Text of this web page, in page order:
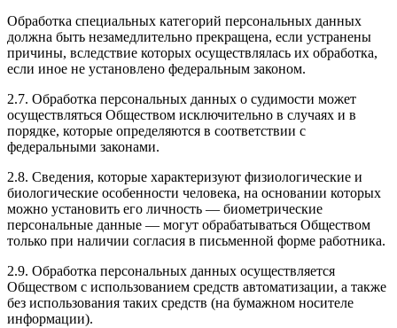
Обработка специальных категорий персональных данных
должна быть незамедлительно прекращена, если устранены
причины, вследствие которых осуществлялась их обработка,
если иное не установлено федеральным законом.
2.7. Обработка персональных данных о судимости может
осуществляться Обществом исключительно в случаях и в
порядке, которые определяются в соответствии с
федеральными законами.
2.8. Сведения, которые характеризуют физиологические и
биологические особенности человека, на основании которых
можно установить его личность — биометрические
персональные данные — могут обрабатываться Обществом
только при наличии согласия в письменной форме работника.
2.9. Обработка персональных данных осуществляется
Обществом с использованием средств автоматизации, а также
без использования таких средств (на бумажном носителе
информации).